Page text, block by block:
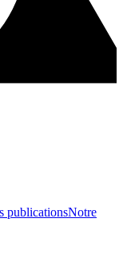
publicationsNotre